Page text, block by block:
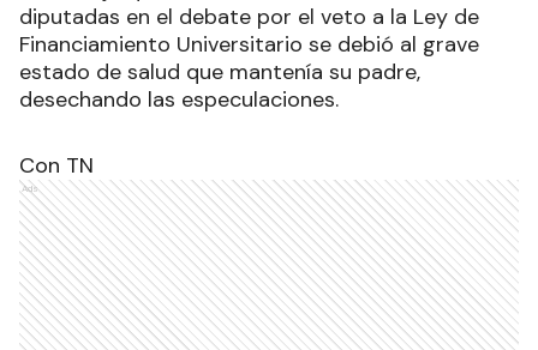
diputadas en el debate por el veto a la Ley de
Financiamiento Universitario se debió al grave
estado de salud que mantenía su padre,
desechando las especulaciones.
Con TN
Ads